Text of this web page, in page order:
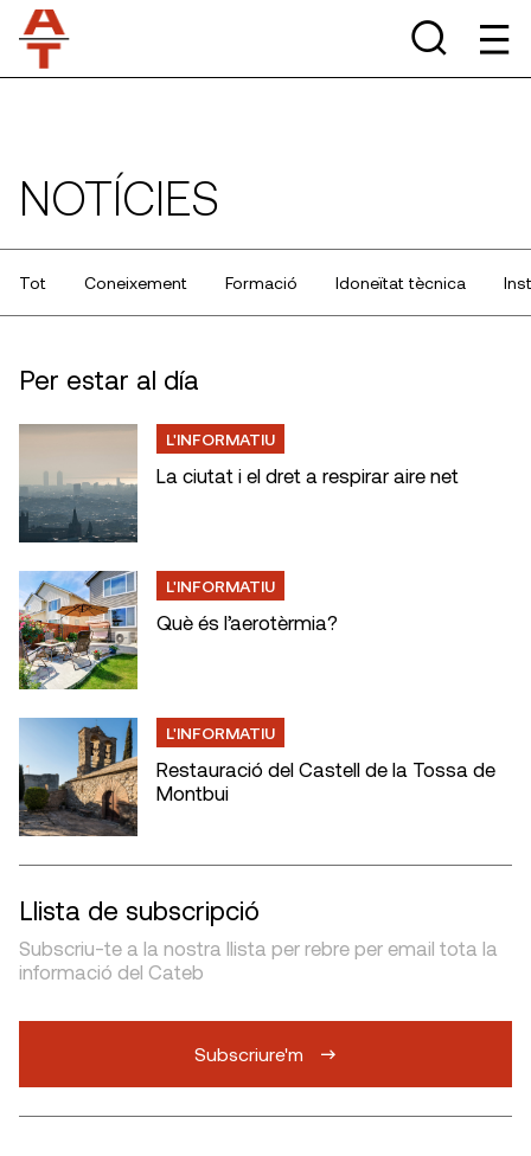
NOTÍCIES
Tot Coneixement Formació Idoneïtat tècnica
Per estar al día
L'INFORMATIU
La ciutat i el dret a respirar aire net
L'INFORMATIU
Què és l’aerotèrmia?
L'INFORMATIU
Restauració del Castell de la Tossa de
Montbui
Llista de subscripció
Subscriu-te a la nostra llista per rebre per email tota la
informació del Cateb
Subscriure'm